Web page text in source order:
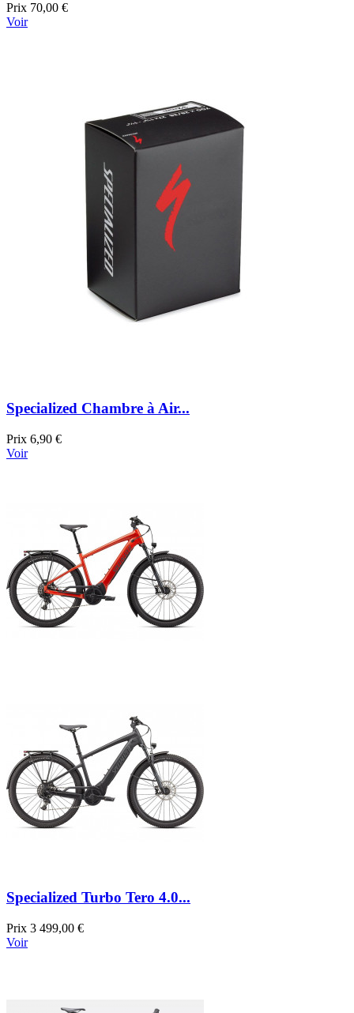
Prix 70,00 €
Voir
Specialized Chambre à Air...
Prix 6,90 €
Voir
Specialized Turbo Tero 4.0...
Prix 3 499,00 €
Voir